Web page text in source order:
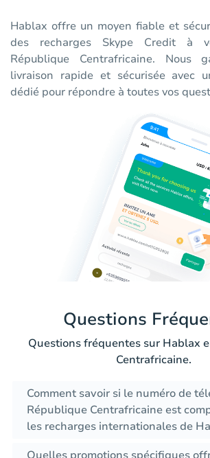
Hablax offre un moyen fiable et
des recharges Skype Credit à
République Centrafricaine. Nous
livraison rapide et sécurisée avec
dédié pour répondre à toutes vos
Questions
Questions fréquentes sur Hablax
Centrafricaine.
Comment savoir si le numéro de
République Centrafricaine est
les recharges internationales de
Quelles promotions spécifiques